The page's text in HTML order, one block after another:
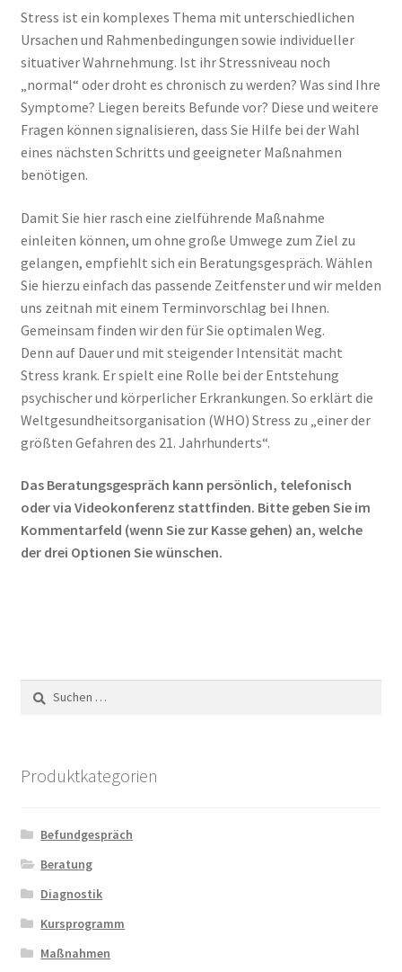
Stress ist ein komplexes Thema mit unterschiedlichen
Ursachen und Rahmenbedingungen sowie individueller
situativer Wahrnehmung. Ist ihr Stressniveau noch
„normal“ oder droht es chronisch zu werden? Was sind Ihre
Symptome? Liegen bereits Befunde vor? Diese und weitere
Fragen können signalisieren, dass Sie Hilfe bei der Wahl
eines nächsten Schritts und geeigneter Maßnahmen
benötigen.
Damit Sie hier rasch eine zielführende Maßnahme
einleiten können, um ohne große Umwege zum Ziel zu
gelangen, empfiehlt sich ein Beratungsgespräch. Wählen
Sie hierzu einfach das passende Zeitfenster und wir melden
uns zeitnah mit einem Terminvorschlag bei Ihnen.
Gemeinsam finden wir den für Sie optimalen Weg.
Denn auf Dauer und mit steigender Intensität macht
Stress krank. Er spielt eine Rolle bei der Entstehung
psychischer und körperlicher Erkrankungen. So erklärt die
Weltgesundheitsorganisation (WHO) Stress zu „einer der
größten Gefahren des 21. Jahrhunderts“.
Das Beratungsgespräch kann persönlich, telefonisch
oder via Videokonferenz stattfinden. Bitte geben Sie im
Kommentarfeld (wenn Sie zur Kasse gehen) an, welche
der drei Optionen Sie wünschen.
nach:
Produktkategorien
Befundgespräch
Beratung
Diagnostik
Kursprogramm
Maßnahmen